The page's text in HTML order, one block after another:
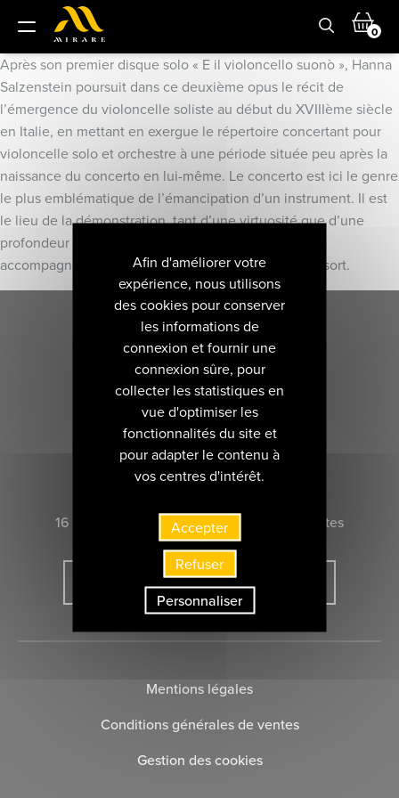
0
Après son premier disque solo « E il violoncello suonò », Hanna
Salzenstein poursuit dans ce deuxième opus le récit de
l’émergence du violoncelle soliste au début du XVIIIème siècle
en Italie, en mettant en exergue le répertoire concertant pour
violoncelle solo et orchestre à une période située peu après la
naissance du concerto en lui-même. Le concerto est ici le genre
le plus emblématique de l’émancipation d’un instrument. Il est
le lieu de la démonstration, tant d’une virtuosité que d’une
profondeur expressive propre au violoncelle. Elle est
accompagnée par l’Orchestre de l’ensemble Le Consort.
CONTACTEZ-NOUS
16 rue Marie-Anne du Boccage 44000 Nantes
INSCRIVEZ-VOUS À LA NEWSLETTER
Mentions légales
Conditions générales de ventes
Gestion des cookies
Afin d'améliorer votre
expérience, nous utilisons
des cookies pour conserver
les informations de
connexion et fournir une
connexion sûre, pour
collecter les statistiques en
vue d'optimiser les
fonctionnalités du site et
pour adapter le contenu à
vos centres d'intérêt.
Accepter
Refuser
Personnaliser